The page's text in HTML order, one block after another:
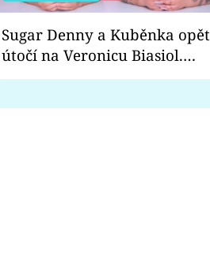
Sugar Denny a Kuběnka opět
útočí na Veronicu Biasiol.
Proč je podle nich falešná a